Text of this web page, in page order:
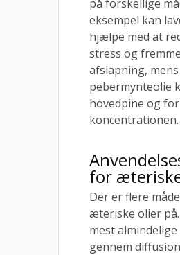
på forskellige
eksempel kan
hjælpe med at
stress og fremme
afslapning, mens
pebermynteolie
hovedpine og
koncentrationen.
for
Der er flere
æteriske olier på.
mest
gennem